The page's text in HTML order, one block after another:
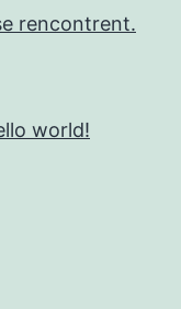
rencontrent.
world!